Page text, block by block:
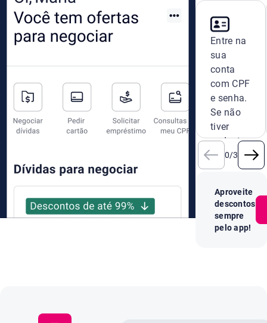
Entre na
sua
conta
com CPF
e senha.
Se não
tiver
cadastro,
crie um
novo na
0/3
Aproveite
descontos
sempre
pelo app!